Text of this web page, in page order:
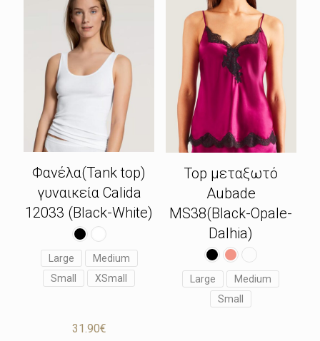
Φανέλα(Tank top)
γυναικεία Calida
12033 (Black-White)
Large
Medium
Small
XSmall
31.90€
Top μεταξωτό
Aubade
MS38(Black-Opale-
Dalhia)
Large
Medium
Small